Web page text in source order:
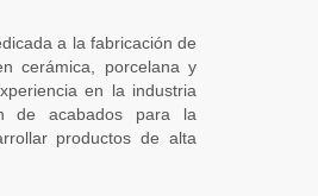
a la fabricación de
cerámica, porcelana y
en la industria
de acabados para la
productos de alta